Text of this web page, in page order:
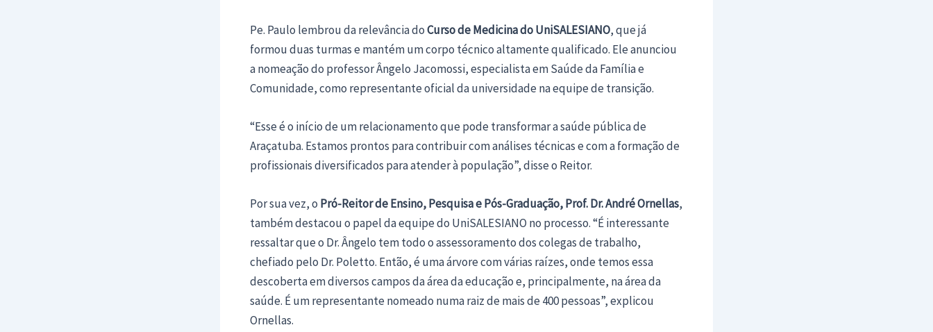
Pe. Paulo lembrou da relevância doCurso de Medicina do UniSALESIANO, que já
formou duas turmas e mantém um corpo técnico altamente qualificado. Ele anunciou
a nomeação do professor Ângelo Jacomossi, especialista em Saúde da Família e
Comunidade, como representante oficial da universidade na equipe de transição.
“Esse é o início de um relacionamento que pode transformar a saúde pública de
Araçatuba. Estamos prontos para contribuir com análises técnicas e com a formação de
profissionais diversificados para atender à população”, disse o Reitor.
Por sua vez, o Pró-Reitor de Ensino, Pesquisa e Pós-Graduação, Prof. Dr. André Ornellas,
também destacou o papel da equipe do UniSALESIANO no processo. “É interessante
ressaltar que o Dr. Ângelo tem todo o assessoramento dos colegas de trabalho,
chefiado pelo Dr. Poletto. Então, é uma árvore com várias raízes, onde temos essa
descoberta em diversos campos da área da educação e, principalmente, na área da
saúde. É um representante nomeado numa raiz de mais de 400 pessoas”, explicou
Ornellas.